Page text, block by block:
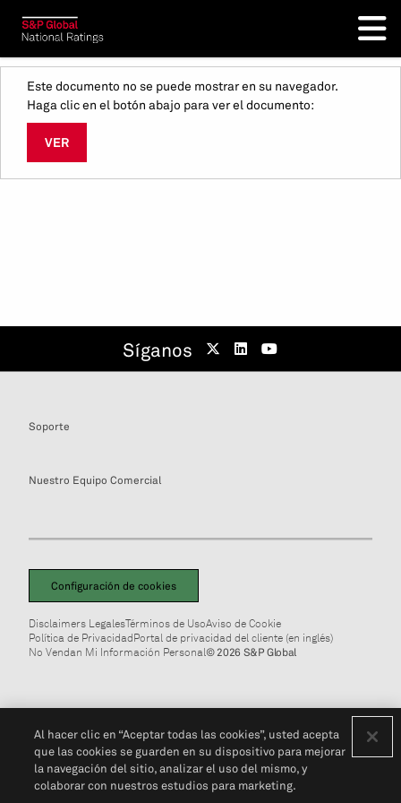
Este documento no se puede mostrar en su navegador.
Haga clic en el botón abajo para ver el documento:
VER
Síganos
Soporte
Nuestro Equipo Comercial
Configuración de cookies
Disclaimers LegalesTérminos de UsoAviso de Cookie
Política de PrivacidadPortal de privacidad del cliente (en inglés)
No Vendan Mi Información Personal© 2026 S&P Global
Al hacer clic en “Aceptar todas las cookies”, usted acepta
que las cookies se guarden en su dispositivo para mejorar
la navegación del sitio, analizar el uso del mismo, y
colaborar con nuestros estudios para marketing.